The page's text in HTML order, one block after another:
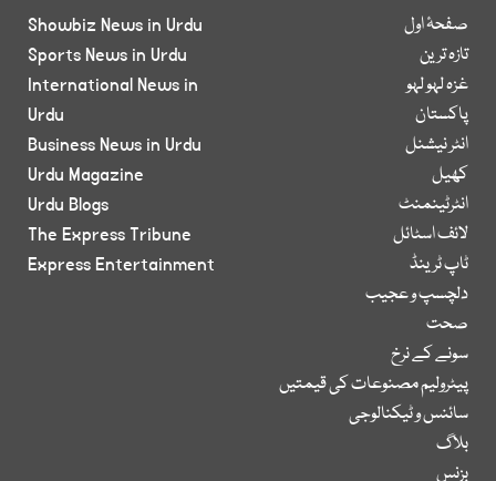
صفحۂ اول
تازہ ترین
غزہ لہو لہو
پاکستان
انٹر نیشنل
کھیل
انٹرٹینمنٹ
لائف اسٹائل
ٹاپ ٹرینڈ
دلچسپ و عجیب
صحت
سونے کے نرخ
پیٹرولیم مصنوعات کی قیمتیں
سائنس و ٹیکنالوجی
بلاگ
بزنس
Showbiz News in Urdu
Sports News in Urdu
International News in
Urdu
Business News in Urdu
Urdu Magazine
Urdu Blogs
The Express Tribune
Express Entertainment